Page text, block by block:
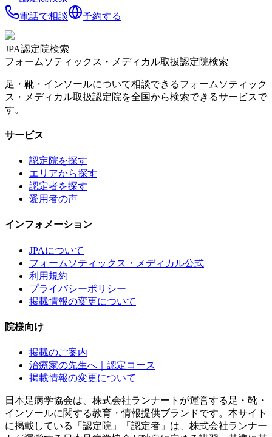
電話で相談
予約する
JPA認定院検索
フォームソティックス・メディカル取扱認定院検索
足・靴・インソールについて相談できるフォームソティック
ス・メディカル取扱認定院を全国から検索できるサービスで
す。
サービス
認定院を探す
エリアから探す
認定者を探す
愛用者の声
インフォメーション
JPAについて
フォームソティックス・メディカル公式
利用規約
プライバシーポリシー
掲載情報の変更について
院様向け
掲載のご案内
治療家の先生へ｜認定コース
掲載情報の変更について
日本足病学協会は、株式会社ランナートが運営する足・靴・
インソールに関する教育・情報提供ブランドです。本サイト
に掲載している「認定院」「認定者」は、株式会社ランナー